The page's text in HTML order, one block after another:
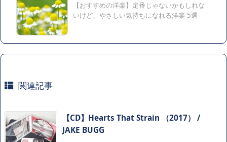
【おすすめの洋楽】定番じゃないかもしれな
いけど、やさしい気持ちになれる洋楽 5選
関連記事
【CD】Hearts That Strain （2017） /
JAKE BUGG